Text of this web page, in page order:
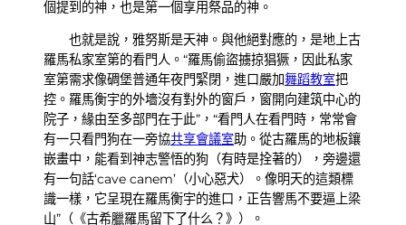
個提到的神，也是第一個享用祭品的神。
也就是說，雅努斯是天神。與他絕對應的，是地上古
羅馬私家室第的看門人。“羅馬偷盜擄掠猖獗，因此私家
室第需求像碉堡普通年夜門緊閉，進口嚴加舞蹈教室把
控。羅馬衡宇的外墻沒有對外的窗戶，窗開向建筑中心的
院子，緣由至多部門在于此”，“看門人在看門時，常常會
有一只看門狗在一旁協共享會議室助。從古羅馬的地板鑲
嵌畫中，能看到神志警悟的狗（有時是拴著的），旁邊還
有一句話‘cave canem’（小心惡犬）。像明天的這類標
識一樣，它呈現在羅馬衡宇的進口，正告響馬不要逼上梁
山”（《古希臘羅馬留下了什么？》）。